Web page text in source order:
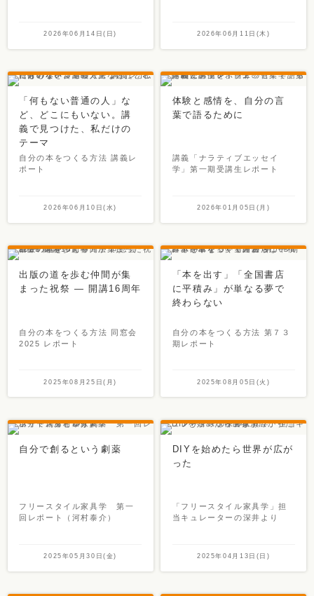
2026年06月14日(日) 2026年06月11日(木)
「何もない普通の人」な
ど、どこにもいない。講
義で見つけた、私だけの
テーマ
自分の本をつくる方法 講義レ
ポート
2026年06月10日(水)
体験と感情を、自分の言
葉で語るために
講義「ナラティブエッセイ
学」第一期受講生レポート
2026年01月05日(月)
出版の道を歩む仲間が集
まった祝祭 ― 開講16周年
自分の本をつくる方法 同窓会
2025 レポート
2025年08月25日(月)
「本を出す」「全国書店
に平積み」が単なる夢で
終わらない
自分の本をつくる方法 第７３
期レポート
2025年08月05日(火)
自分で創るという劇薬
フリースタイル家具学 第一
回レポート（河村泰介）
2025年05月30日(金)
DIYを始めたら世界が広が
った
「フリースタイル家具学」担
当キュレーターの深井より
2025年04月13日(日)